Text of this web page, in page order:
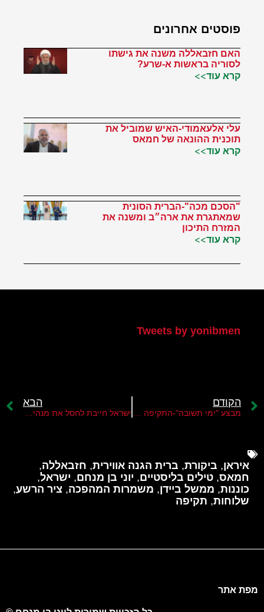
פוסטים אחרונים
האם חזבאללה משנה את גישתו
לסוריה בראשות א-שרע?
קרא עוד>>
עלי אלעאמודי-האיש שמוביל את
תוכנית ההונאה של חמאס
קרא עוד>>
"הסכם מכה"-הברית הסונית
שמאתגרת את ארה״ב ומשנה את
המזרח התיכון
קרא עוד>>
Tweets by yonibmen
הקודם
מבצע "ימי תשובה"-התקיפה באיראן מהווה תקדים חשוב לקראת תקיפת מתקני הגרעין
הבא
ישראל חייבת לחסל את מנהיג איראן עלי ח'מינאי
איראן, ביקורת, ברית הגנה אווירית, חזבאללה,
חמאס, טילים בליסטיים, יוני בן מנחם, ישראל,
כוננות, ממשל ביידן, משמרות המהפכה, ציר הרשע,
שלוחות, תקיפה
מפת אתר